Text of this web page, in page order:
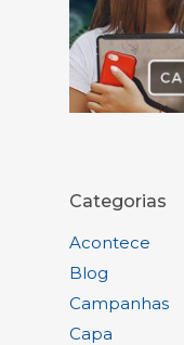
Categorias
Acontece
Blog
Campanhas
Capa